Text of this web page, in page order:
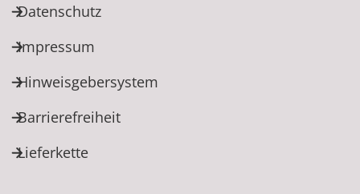
Datenschutz
Impressum
Hinweisgebersystem
Barrierefreiheit
Lieferkette